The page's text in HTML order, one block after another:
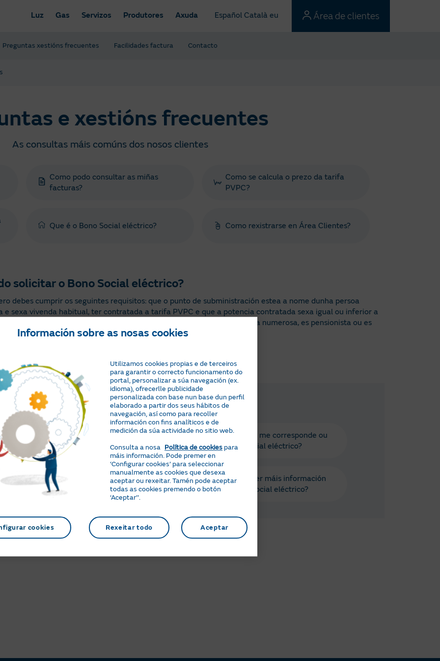
Luz Gas Servizos Produtores Axuda
Preguntas xestións frecuentes Facilidades factura Contacto
Español Català eu Área de clientes
e xestións frecuentes
As consultas máis comúns dos nosos clientes
Como podo consultar as miñas
facturas?
Como se calcula o prezo da tarifa
PVPC?
Que é o Bono Social eléctrico? Como rexistrarse en Área Clientes?
solicitar o Bono Social eléctrico?
debes cumprir os seguintes requisitos: que o punto de subministración estea a nome dunha persoa
e sexa vivenda habitual, ter contratada a tarifa PVPC e que a potencia contratada sexa igual ou inferior a
Ademais, poderás pedilo se cumpres uns límites de renda, se es familia numerosa, es pensionista ou es
do ingreso mínimo vital.
útil esta información?
Preguntas e xestións relacionadas
Que é o Bono Social eléctrico?
Quen decide se me corresponde ou
non o Bono Social eléctrico?
Que desconto me aplicarán no Bono
Social eléctrico?
Onde podo obter máis información
sobre o Bono Social eléctrico?
Información sobre as nosas cookies
Utilizamos cookies propias e de terceiros
para garantir o correcto funcionamento do
portal, personalizar a súa navegación (ex.
idioma), ofrecerlle publicidade
personalizada con base nun base dun perfil
elaborado a partir dos seus hábitos de
navegación, así como para recoller
información con fins analíticos e de
medición da súa actividade no sitio web.
Consulta a nosa Política de cookies para
máis información. Pode premer en
‘Configurar cookies’ para seleccionar
manualmente as cookies que desexa
aceptar ou rexeitar. Tamén pode aceptar
todas as cookies premendo o botón
‘Aceptar’’.
Rexeitar todo Aceptar
cookies